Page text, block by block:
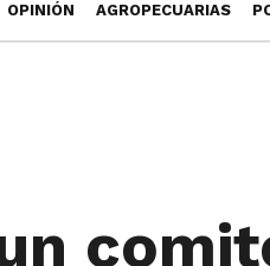
OPINIÓN AGROPECUARIAS